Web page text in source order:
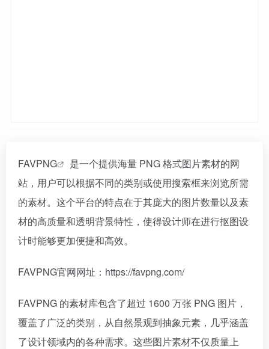
FAVPNG
是一个提供海量 PNG 格式图片素材的网
站，用户可以根据不同的类别或使用搜索框来浏览所需
的素材。这个平台的特点在于其庞大的图片数量以及素
材的高质量和透明背景特性，使得设计师在进行抠图设
计时能够更加便捷和高效。
FAVPNG官网网址：https://favpng.com/
FAVPNG 的素材库包含了超过 1600 万张 PNG 图片，
覆盖了广泛的类别，从自然景观到抽象元素，几乎涵盖
了设计领域内的各种需求。这些图片素材不仅质量上